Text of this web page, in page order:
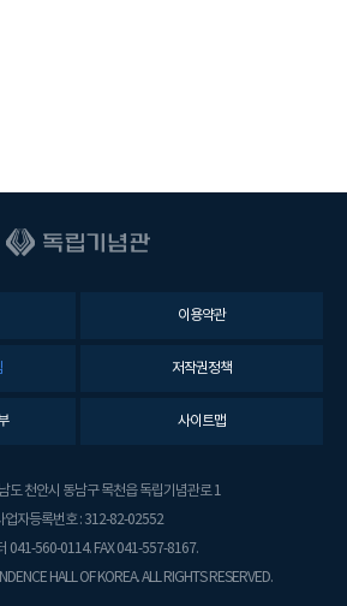
이용약관
저작권정책
사이트맵
도 천안시 동남구 목천읍 독립기념관로 1
업자등록번호 : 312-82-02552
041-560-0114. FAX 041-557-8167.
HALL OF KOREA. ALL RIGHTS RESERVED.